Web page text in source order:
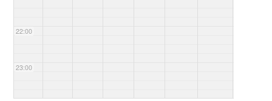
22:00
23:00